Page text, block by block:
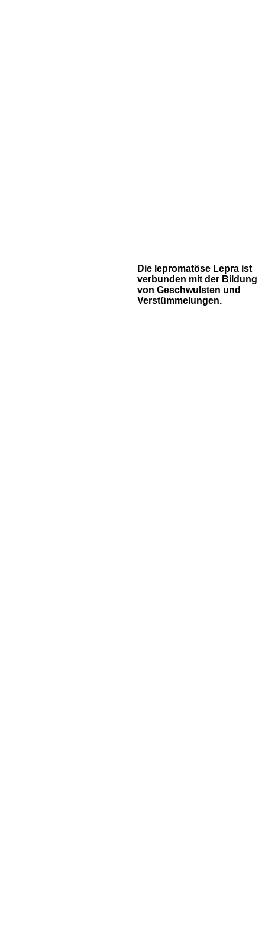
Die lepromatöse Lepra ist
verbunden mit der Bildung
von Geschwulsten und
Verstümmelungen.